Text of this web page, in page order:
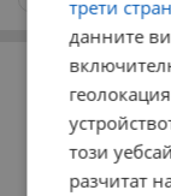
трети
данните
този
разчитат